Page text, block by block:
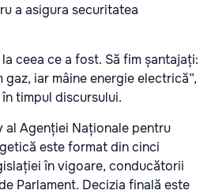
a asigura securitatea
ceea ce a fost. Să fim șantajați:
gaz, iar mâine energie electrică”,
timpul discursului.
al Agenției Naționale pentru
este format din cinci
în vigoare, conducătorii
Parlament. Decizia finală este